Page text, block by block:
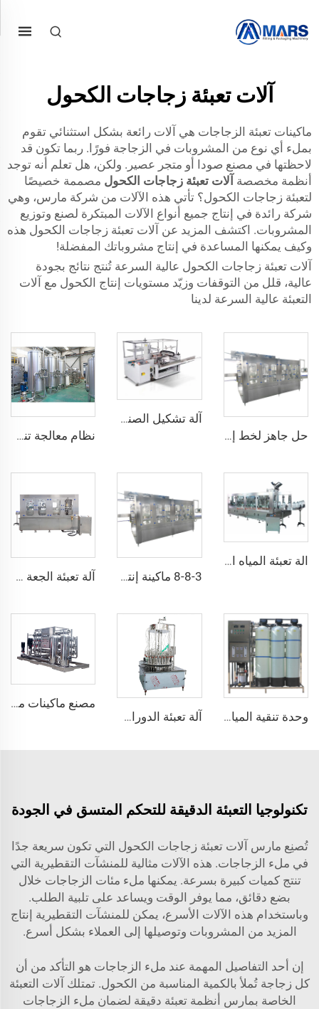
آلات تعبئة زجاجات الكحول
ماكينات تعبئة الزجاجات هي آلات رائعة بشكل استثنائي تقوم
بملء أي نوع من المشروبات في الزجاجة فورًا. ربما تكون قد
لاحظتها في مصنع صودا أو متجر عصير. ولكن، هل تعلم أنه توجد
أنظمة مخصصة آلات تعبئة زجاجات الكحول مصممة خصيصًا
لتعبئة زجاجات الكحول؟ تأتي هذه الآلات من شركة مارس، وهي
شركة رائدة في إنتاج جميع أنواع الآلات المبتكرة لصنع وتوزيع
المشروبات. اكتشف المزيد عن آلات تعبئة زجاجات الكحول هذه
وكيف يمكنها المساعدة في إنتاج مشروباتك المفضلة!
آلات تعبئة زجاجات الكحول عالية السرعة تُنتج نتائج بجودة
عالية، قلل من التوقفات وزيّد مستويات إنتاج الكحول مع آلات
التعبئة عالية السرعة لدينا
حل جاهز لخط إنتاج ماكينة تعبئة المياه المعدنية القلوية سعة 500 مل
آلة تشكيل الصناديق الكرتونية الأوتوماتيكية الهوائية للمشروبات وتعبئة السلع المواد الأساسية للمحامل
نظام معالجة تنقية المياه بتقنية thẩmى العكسي من الفولاذ المقاوم للصدأ والمدمج
الة تعبئة المياه المعدنية الأوتوماتيكية CGF12-12-4 بسعة 1500 زجاجة في الساعة سعة 5 لتر و1 غالون
8-8-3 ماكينة إنتاج تعبئة المياه النقعية الأوتوماتيكية الصغيرة لمصنعي زجاجات
آلة تعبئة الجعة وغلق العلب الألومنيوم لمصانع الجعة الصغيرة
وحدة تنقية المياه بنظام RO الصغيرة بسعة 1000 لتر لمعالجة مياه الشرب آلة تعبئة الدوران بالفراغ لزجاجات النبيذ المقطر والنبيذ
مصنع ماكينات معالجة المياه - نظام مرشح الأسموز العكسي للمياه التجارية Mars 3000 التركيب في الموقع
تكنولوجيا التعبئة الدقيقة للتحكم المتسق في الجودة
تُصنِع مارس آلات تعبئة زجاجات الكحول التي تكون سريعة جدًا
في ملء الزجاجات. هذه الآلات مثالية للمنشآت التقطيرية التي
تنتج كميات كبيرة بسرعة. يمكنها ملء مئات الزجاجات خلال
بضع دقائق، مما يوفر الوقت ويساعد على تلبية الطلب.
وباستخدام هذه الآلات الأسرع، يمكن للمنشآت التقطيرية إنتاج
المزيد من المشروبات وتوصيلها إلى العملاء بشكل أسرع.
إن أحد التفاصيل المهمة عند ملء الزجاجات هو التأكد من أن
كل زجاجة تُملأ بالكمية المناسبة من الكحول. تمتلك آلات التعبئة
الخاصة بمارس أنظمة تعبئة دقيقة لضمان ملء الزجاجات